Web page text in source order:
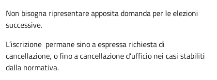
Non bisogna ripresentare apposita domanda per le elezioni
successive.
L’iscrizione permane sino a espressa richiesta di
cancellazione, o fino a cancellazione d’ufficio nei casi stabiliti
dalla normativa.